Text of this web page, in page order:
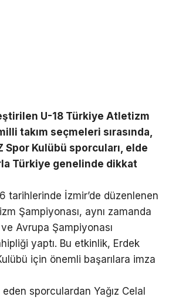
U-18 Türkiye Atletizm
takım seçmeleri sırasında,
Spor Kulübü sporcuları, elde
Türkiye genelinde dikkat
tarihlerinde İzmir’de düzenlenen
Şampiyonası, aynı zamanda
Avrupa Şampiyonası
yaptı. Bu etkinlik, Erdek
için önemli başarılara imza
sporculardan Yağız Celal